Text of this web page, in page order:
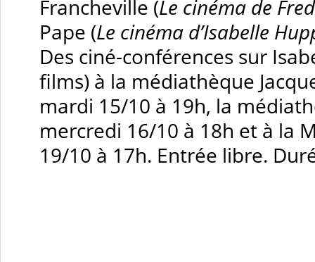
Francheville (Le cinéma de
Pape (Le cinéma d’Isabelle
Des ciné-conférences sur
films) à la médiathèque
mardi 15/10 à 19h, la
mercredi 16/10 à 18h et à la
19/10 à 17h. Entrée libre.